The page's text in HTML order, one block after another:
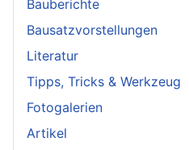
Bauberichte
Bausatzvorstellungen
Literatur
Tipps, Tricks & Werkzeug
Fotogalerien
Artikel